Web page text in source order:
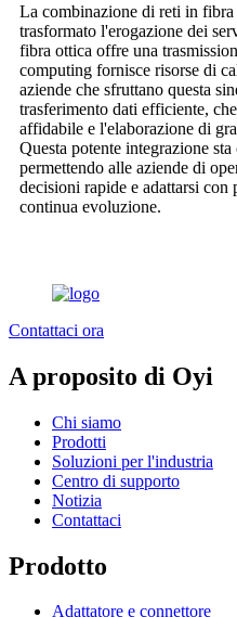
La combinazione di reti in
trasformato l'erogazione dei
fibra ottica offre una
computing fornisce risorse di
aziende che sfruttano questa
trasferimento dati efficiente,
affidabile e l'elaborazione di
Questa potente integrazione
permettendo alle aziende di
decisioni rapide e adattarsi con
continua evoluzione.
Contattaci ora
A proposito di Oyi
Chi siamo
Prodotti
Soluzioni per l'industria
Centro di supporto
Notizia
Contattaci
Prodotto
Adattatore e connettore